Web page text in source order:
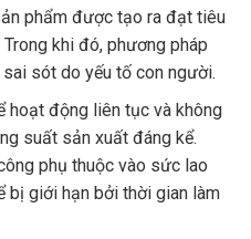
phẩm được tạo ra đạt tiêu
khi đó, phương pháp
sót do yếu tố con người.
hoạt động liên tục và không
suất sản xuất đáng kể.
phụ thuộc vào sức lao
bị giới hạn bởi thời gian làm